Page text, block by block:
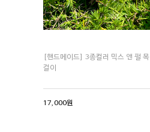
[핸드메이드] 3종컬러 믹스 앤 펄 목
걸이
17,000원